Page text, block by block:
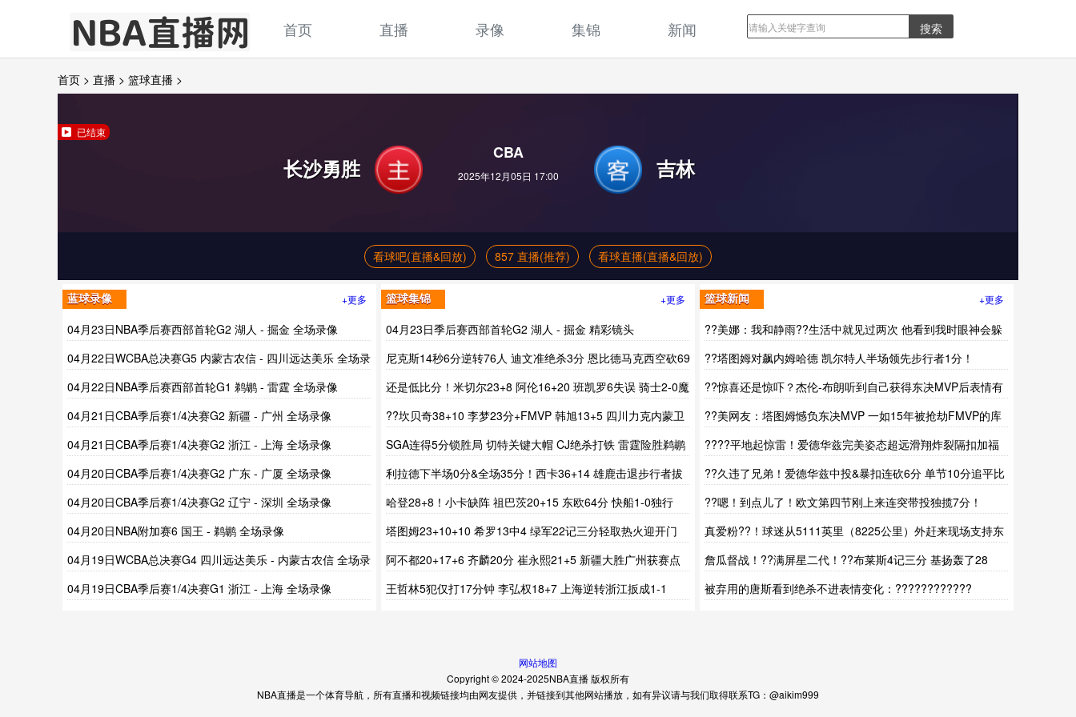
首页 直播 录像 集锦 新闻
首页 > 直播 > 篮球直播 >
已结束
长沙勇胜
CBA
2025年12月05日 17:00 吉林
看球吧(直播&回放) 857 直播(推荐) 看球直播(直播&回放)
蓝球录像 +更多
04月23日NBA季后赛西部首轮G2 湖人 - 掘金 全场录像
04月22日WCBA总决赛G5 内蒙古农信 - 四川远达美乐 全场录
像
04月22日NBA季后赛西部首轮G1 鹈鹕 - 雷霆 全场录像
04月21日CBA季后赛1/4决赛G2 新疆 - 广州 全场录像
04月21日CBA季后赛1/4决赛G2 浙江 - 上海 全场录像
04月20日CBA季后赛1/4决赛G2 广东 - 广厦 全场录像
04月20日CBA季后赛1/4决赛G2 辽宁 - 深圳 全场录像
04月20日NBA附加赛6 国王 - 鹈鹕 全场录像
04月19日WCBA总决赛G4 四川远达美乐 - 内蒙古农信 全场录
像
04月19日CBA季后赛1/4决赛G1 浙江 - 上海 全场录像
篮球集锦 +更多
04月23日季后赛西部首轮G2 湖人 - 掘金 精彩镜头
尼克斯14秒6分逆转76人 迪文准绝杀3分 恩比德马克西空砍69
分
还是低比分！米切尔23+8 阿伦16+20 班凯罗6失误 骑士2-0魔
术
??坎贝奇38+10 李梦23分+FMVP 韩旭13+5 四川力克内蒙卫
冕成功
SGA连得5分锁胜局 切特关键大帽 CJ绝杀打铁 雷霆险胜鹈鹕
利拉德下半场0分&全场35分！西卡36+14 雄鹿击退步行者拔
头筹
哈登28+8！小卡缺阵 祖巴茨20+15 东欧64分 快船1-0独行
侠！
塔图姆23+10+10 希罗13中4 绿军22记三分轻取热火迎开门
红
阿不都20+17+6 齐麟20分 崔永熙21+5 新疆大胜广州获赛点
王哲林5犯仅打17分钟 李弘权18+7 上海逆转浙江扳成1-1
篮球新闻 +更多
??美娜：我和静雨??生活中就见过两次 他看到我时眼神会躲
我
??塔图姆对飙内姆哈德 凯尔特人半场领先步行者1分！
??惊喜还是惊吓？杰伦-布朗听到自己获得东决MVP后表情有
些错愕
??美网友：塔图姆憾负东决MVP 一如15年被抢劫FMVP的库
里
????平地起惊雷！爱德华兹完美姿态超远滑翔炸裂隔扣加福
德！
??久违了兄弟！爱德华兹中投&暴扣连砍6分 单节10分追平比
分
??嗯！到点儿了！欧文第四节刚上来连突带投独揽7分！
真爱粉??！球迷从5111英里（8225公里）外赶来现场支持东
契奇！
詹瓜督战！??满屏星二代！??布莱斯4记三分 基扬轰了28
分！
被弃用的唐斯看到绝杀不进表情变化：????????????
网站地图
Copyright © 2024-2025NBA直播 版权所有
NBA直播是一个体育导航，所有直播和视频链接均由网友提供，并链接到其他网站播放，如有异议请与我们取得联系TG：@aikim999